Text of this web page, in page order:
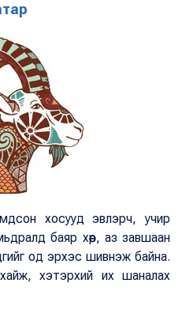
хосууд эвлэрч, учир
баяр хөөр, аз завшаан
од эрхэс шивнэж байна.
хэтэрхий их шаналах